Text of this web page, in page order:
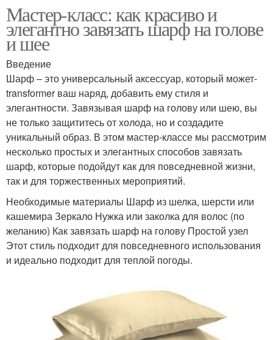
Мастер-класс: как красиво и
элегантно завязать шарф на голове
и шее
Введение
Шарф – это универсальный аксессуар, который может-
transformer ваш наряд, добавить ему стиля и
элегантности. Завязывая шарф на голову или шею, вы
не только защититесь от холода, но и создадите
уникальный образ. В этом мастер-классе мы рассмотрим
несколько простых и элегантных способов завязать
шарф, которые подойдут как для повседневной жизни,
так и для торжественных мероприятий.
Необходимые материалы Шарф из шелка, шерсти или
кашемира Зеркало Нужка или заколка для волос (по
желанию) Как завязать шарф на голову Простой узел
Этот стиль подходит для повседневного использования
и идеально подходит для теплой погоды.